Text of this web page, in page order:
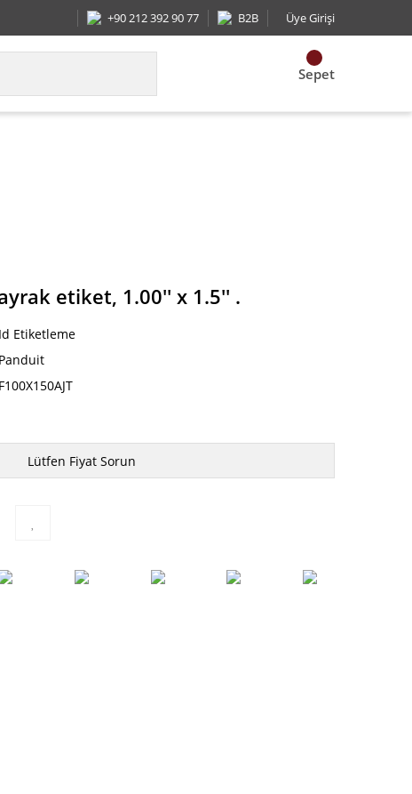
+90 212 392 90 77 B2B Üye Girişi
Sepet
etiket, 1.00'' x 1.5'' .
Id Etiketleme
Panduit
F100X150AJT
Lütfen Fiyat Sorun